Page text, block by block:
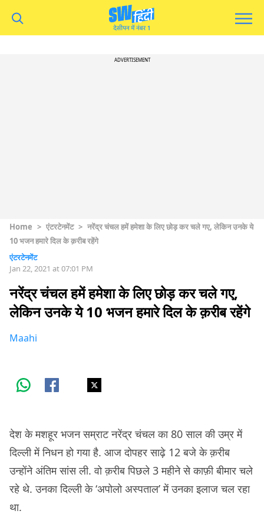
ADVERTISEMENT
Home > एंटरटेनमेंट > नरेंद्र चंचल हमें हमेशा के लिए छोड़ कर चले गए, लेकिन उनके ये
10 भजन हमारे दिल के क़रीब रहेंगे
एंटरटेनमेंट
Jan 22, 2021 at 07:01 PM
नरेंद्र चंचल हमें हमेशा के लिए छोड़ कर चले गए,
लेकिन उनके ये 10 भजन हमारे दिल के क़रीब रहेंगे
Maahi
देश के मशहूर भजन सम्राट नरेंद्र चंचल का 80 साल की उम्र में
दिल्ली में निधन हो गया है. आज दोपहर साढ़े 12 बजे के क़रीब
उन्होंने अंतिम सांस ली. वो क़रीब पिछले 3 महीने से काफ़ी बीमार चले
रहे थे. उनका दिल्ली के ‘अपोलो अस्पताल’ में उनका इलाज चल रहा
था.